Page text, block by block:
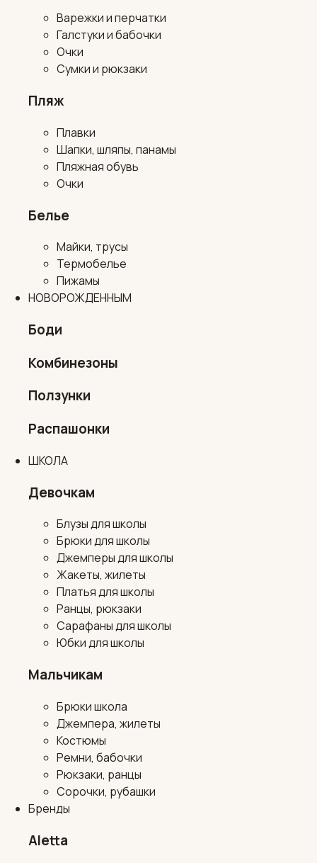
Варежки и перчатки
Галстуки и бабочки
Очки
Сумки и рюкзаки
Пляж
Плавки
Шапки, шляпы, панамы
Пляжная обувь
Очки
Белье
Майки, трусы
Термобелье
Пижамы
НОВОРОЖДЕННЫМ
Боди
Комбинезоны
Ползунки
Распашонки
ШКОЛА
Девочкам
Блузы для школы
Брюки для школы
Джемперы для школы
Жакеты, жилеты
Платья для школы
Ранцы, рюкзаки
Сарафаны для школы
Юбки для школы
Мальчикам
Брюки школа
Джемпера, жилеты
Костюмы
Ремни, бабочки
Рюкзаки, ранцы
Сорочки, рубашки
Бренды
Aletta